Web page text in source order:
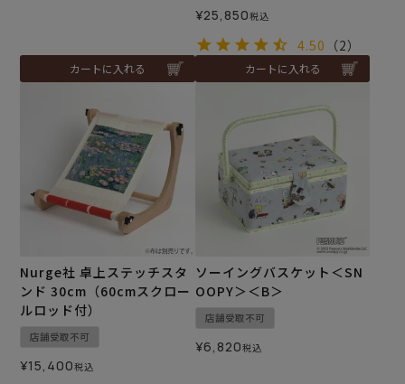
カートに入れる
¥25,850税込
4.50 （2）
カートに入れる
Nurge社 卓上ステッチスタ
ンド 30cm（60cmスクロー
ルロッド付）
店舗受取不可
¥15,400税込
ソーイングバスケット＜SN
OOPY＞＜B＞
店舗受取不可
¥6,820税込